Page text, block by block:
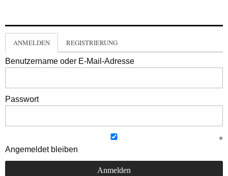
ANMELDEN REGISTRIERUNG
Benutzername oder E-Mail-Adresse
Passwort
Angemeldet bleiben